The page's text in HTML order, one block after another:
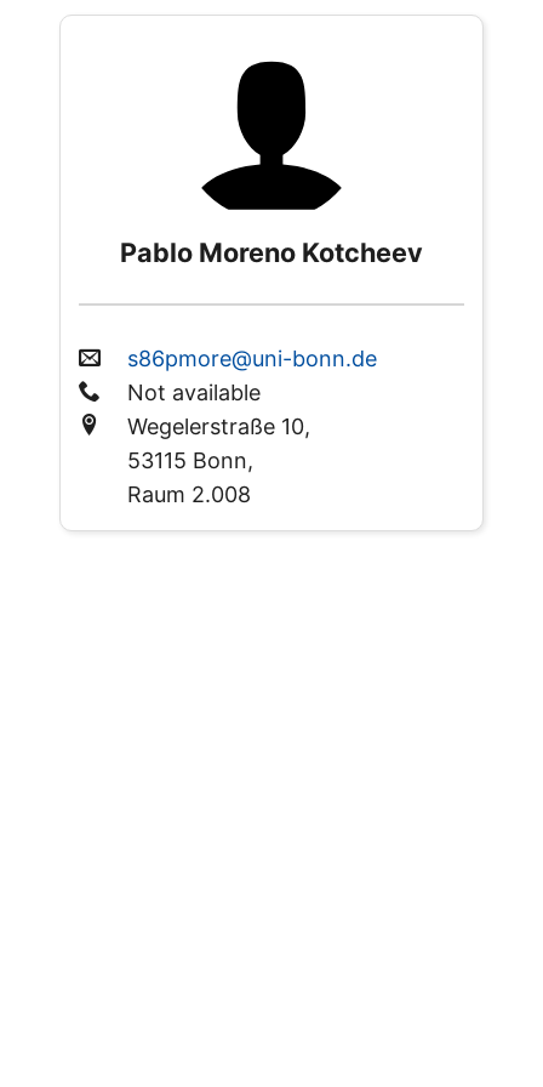
Pablo Moreno Kotcheev
s86pmore@uni-bonn.de
Not available
Wegelerstraße 10,
53115 Bonn,
Raum 2.008